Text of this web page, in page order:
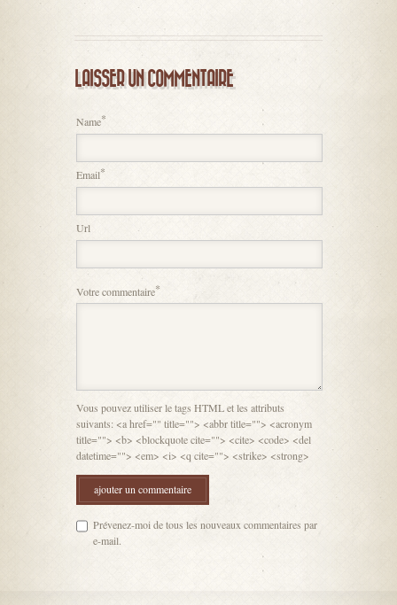
LAISSER UN COMMENTAIRE
Name*
Email*
Url
Votre commentaire*
Vous pouvez utiliser le tags HTML et les attributs
suivants: <a href="" title=""> <abbr title=""> <acronym
title=""> <b> <blockquote cite=""> <cite> <code> <del
datetime=""> <em> <i> <q cite=""> <strike> <strong>
Prévenez-moi de tous les nouveaux commentaires par
e-mail.